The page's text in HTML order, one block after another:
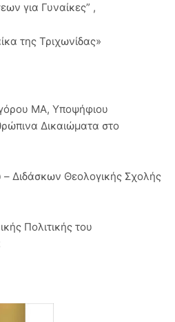
για Γυναίκες” ,
της Τριχωνίδας»
ΜΑ, Υποψήφιου
Δικαιώματα στο
– Διδάσκων Θεολογικής Σχολής
Πολιτικής του